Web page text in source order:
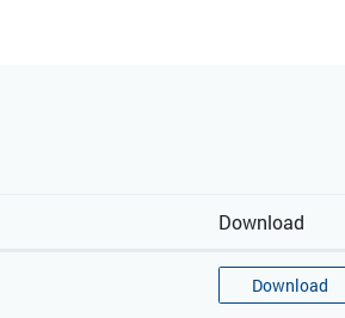
Download
Download